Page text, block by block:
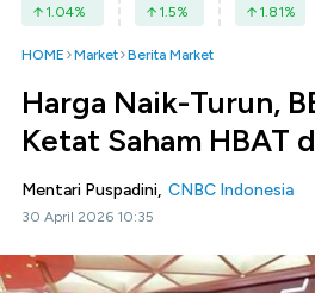
1.04% 1.5% 1.81%
HOME Market Berita Market
Harga Naik-Turun,
Ketat Saham HBAT
Mentari Puspadini, CNBC Indonesia
30 April 2026 10:35